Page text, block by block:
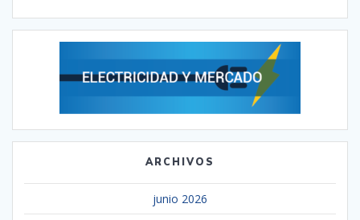
ARCHIVOS
junio 2026